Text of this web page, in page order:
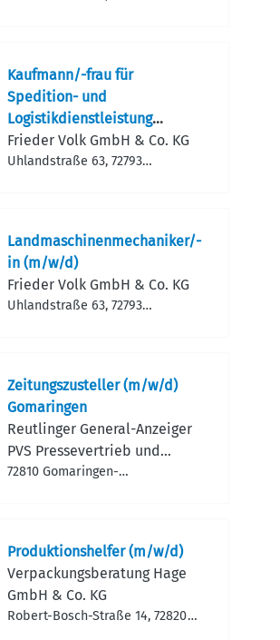
Kaufmann/-frau für
Spedition- und
Logistikdienstleistung
(m/w/d)
Frieder Volk GmbH & Co. KG
Uhlandstraße 63, 72793
Landmaschinenmechaniker/-
in (m/w/d)
Frieder Volk GmbH & Co. KG
Uhlandstraße 63, 72793
Zeitungszusteller (m/w/d)
Gomaringen
Reutlinger General-Anzeiger
PVS Pressevertrieb und
Service GmbH & Co. KG Ost
72810 Gomaringen-
Produktionshelfer (m/w/d)
Verpackungsberatung Hage
GmbH & Co. KG
Robert-Bosch-Straße 14, 72820